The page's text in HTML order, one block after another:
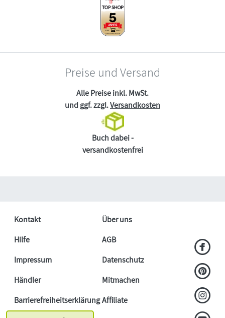
Preise und Versand
Alle Preise inkl. MwSt.
und ggf. zzgl.Versandkosten
Buch dabei -
versandkostenfrei
Kontakt
Über uns
Hilfe
AGB
Impressum
Datenschutz
Händler
Mitmachen
BarrierefreiheitserklärungAffiliate